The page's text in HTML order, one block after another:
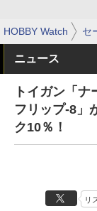
HOBBY Watch セ
ニュース
トイガン「
フリップ-8」
ク10％！
リ